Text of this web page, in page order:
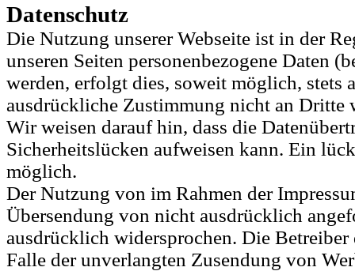
Datenschutz
Die Nutzung unserer Webseite ist in der
unseren Seiten personenbezogene Daten
werden, erfolgt dies, soweit möglich, stets
ausdrückliche Zustimmung nicht an Dritte
Wir weisen darauf hin, dass die
Sicherheitslücken aufweisen kann. Ein
möglich.
Der Nutzung von im Rahmen der
Übersendung von nicht ausdrücklich
ausdrücklich widersprochen. Die
Falle der unverlangten Zusendung von